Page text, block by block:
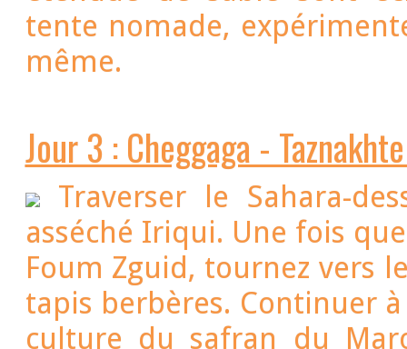
tente nomade,
même.
Jour 3 : Cheggaga -
Traverser le Sahara-
asséché Iriqui. Une fois
Foum Zguid, tournez vers
tapis berbères. Continuer
culture du safran du